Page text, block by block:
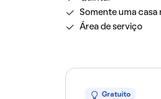
Somente uma casa
Área de serviço
Gratuito